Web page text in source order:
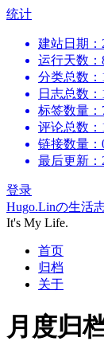
跳
统计
建站日期：
运行天数：
分类总数：
日志总数：
标签数量：
评论总数：
链接数量：
最后更新：
登录
Hugo.Linの生活
It's My Life.
首页
归档
关于
月度归